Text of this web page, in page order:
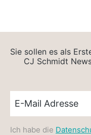
Sie sollen es als
CJ Schmidt
Ich habe die